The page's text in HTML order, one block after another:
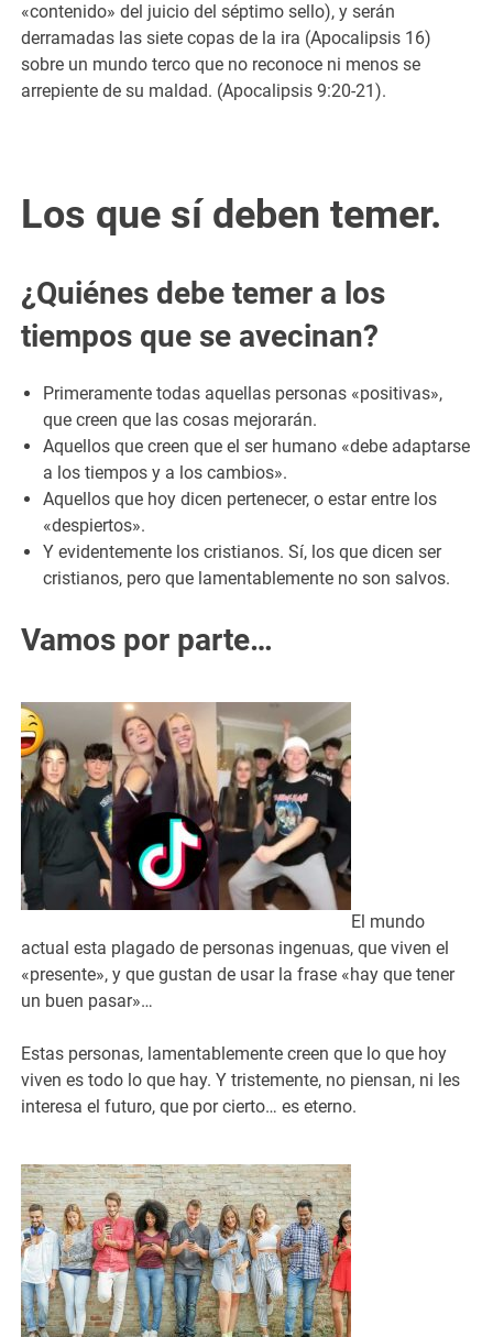
«contenido» del juicio del séptimo sello), y serán
derramadas las siete copas de la ira (Apocalipsis 16)
sobre un mundo terco que no reconoce ni menos se
arrepiente de su maldad. (Apocalipsis 9:20-21).
Los que sí deben temer.
¿Quiénes debe temer a los
tiempos que se avecinan?
Primeramente todas aquellas personas «positivas»,
que creen que las cosas mejorarán.
Aquellos que creen que el ser humano «debe adaptarse
a los tiempos y a los cambios».
Aquellos que hoy dicen pertenecer, o estar entre los
«despiertos».
Y evidentemente los cristianos. Sí, los que dicen ser
cristianos, pero que lamentablemente no son salvos.
Vamos por parte…
El mundo
actual esta plagado de personas ingenuas, que viven el
«presente», y que gustan de usar la frase «hay que tener
un buen pasar»…
Estas personas, lamentablemente creen que lo que hoy
viven es todo lo que hay. Y tristemente, no piensan, ni les
interesa el futuro, que por cierto… es eterno.